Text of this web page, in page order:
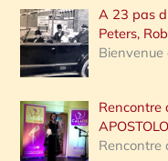
A 23 pas
Peters,
Rencontre
Rencontre